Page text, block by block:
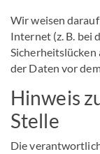
Wir weisen
Internet (z. B. bei
Sicherheitslücken
der Daten vor
Hinweis
Stelle
Die